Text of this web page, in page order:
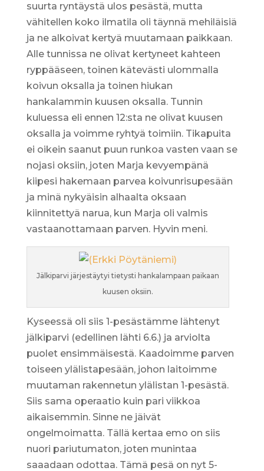
suurta ryntäystä ulos pesästä, mutta
vähitellen koko ilmatila oli täynnä mehiläisiä
ja ne alkoivat kertyä muutamaan paikkaan.
Alle tunnissa ne olivat kertyneet kahteen
ryppääseen, toinen kätevästi ulommalla
koivun oksalla ja toinen hiukan
hankalammin kuusen oksalla. Tunnin
kuluessa eli ennen 12:sta ne olivat kuusen
oksalla ja voimme ryhtyä toimiin. Tikapuita
ei oikein saanut puun runkoa vasten vaan se
nojasi oksiin, joten Marja kevyempänä
kiipesi hakemaan parvea koivunrisupesään
ja minä nykyäisin alhaalta oksaan
kiinnitettyä narua, kun Marja oli valmis
vastaanottamaan parven. Hyvin meni.
Jälkiparvi järjestäytyi tietysti hankalampaan paikaan
kuusen oksiin.
Kyseessä oli siis 1-pesästämme lähtenyt
jälkiparvi (edellinen lähti 6.6.) ja arviolta
puolet ensimmäisestä. Kaadoimme parven
toiseen ylälistapesään, johon laitoimme
muutaman rakennetun ylälistan 1-pesästä.
Siis sama operaatio kuin pari viikkoa
aikaisemmin. Sinne ne jäivät
ongelmoimatta. Tällä kertaa emo on siis
nuori pariutumaton, joten munintaa
saaadaan odottaa. Tämä pesä on nyt 5-